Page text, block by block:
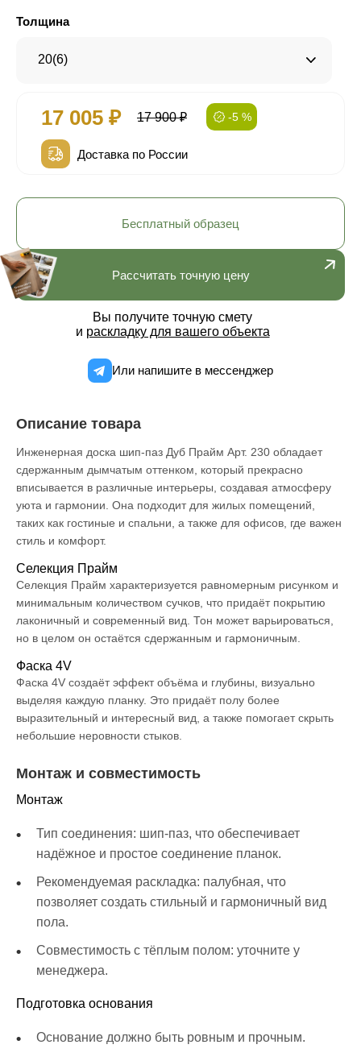
Толщина
20(6)
17 005 ₽ 17 900 ₽ -5 %
Доставка по России
Рассчитать точную цену
Вы получите точную смету
и раскладку для вашего объекта
Или напишите в мессенджер
Бесплатный образец
Описание товара
Инженерная доска шип-паз Дуб Прайм Арт. 230 обладает
сдержанным дымчатым оттенком, который прекрасно
вписывается в различные интерьеры, создавая атмосферу
уюта и гармонии. Она подходит для жилых помещений,
таких как гостиные и спальни, а также для офисов, где важен
стиль и комфорт.
Селекция Прайм
Селекция Прайм характеризуется равномерным рисунком и
минимальным количеством сучков, что придаёт покрытию
лаконичный и современный вид. Тон может варьироваться,
но в целом он остаётся сдержанным и гармоничным.
Фаска 4V
Фаска 4V создаёт эффект объёма и глубины, визуально
выделяя каждую планку. Это придаёт полу более
выразительный и интересный вид, а также помогает скрыть
небольшие неровности стыков.
Монтаж и совместимость
Монтаж
Тип соединения: шип-паз, что обеспечивает
надёжное и простое соединение планок.
Рекомендуемая раскладка: палубная, что
позволяет создать стильный и гармоничный вид
пола.
Совместимость с тёплым полом: уточните у
менеджера.
Подготовка основания
Основание должно быть ровным и прочным.